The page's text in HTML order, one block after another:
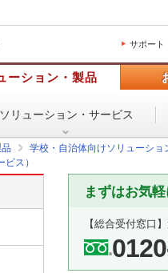
サポート
ーション・製品
ソリューション・ サービス
品 学校・自治体向けソリューショ
ス）
まずはお気
【総合受付窓口】